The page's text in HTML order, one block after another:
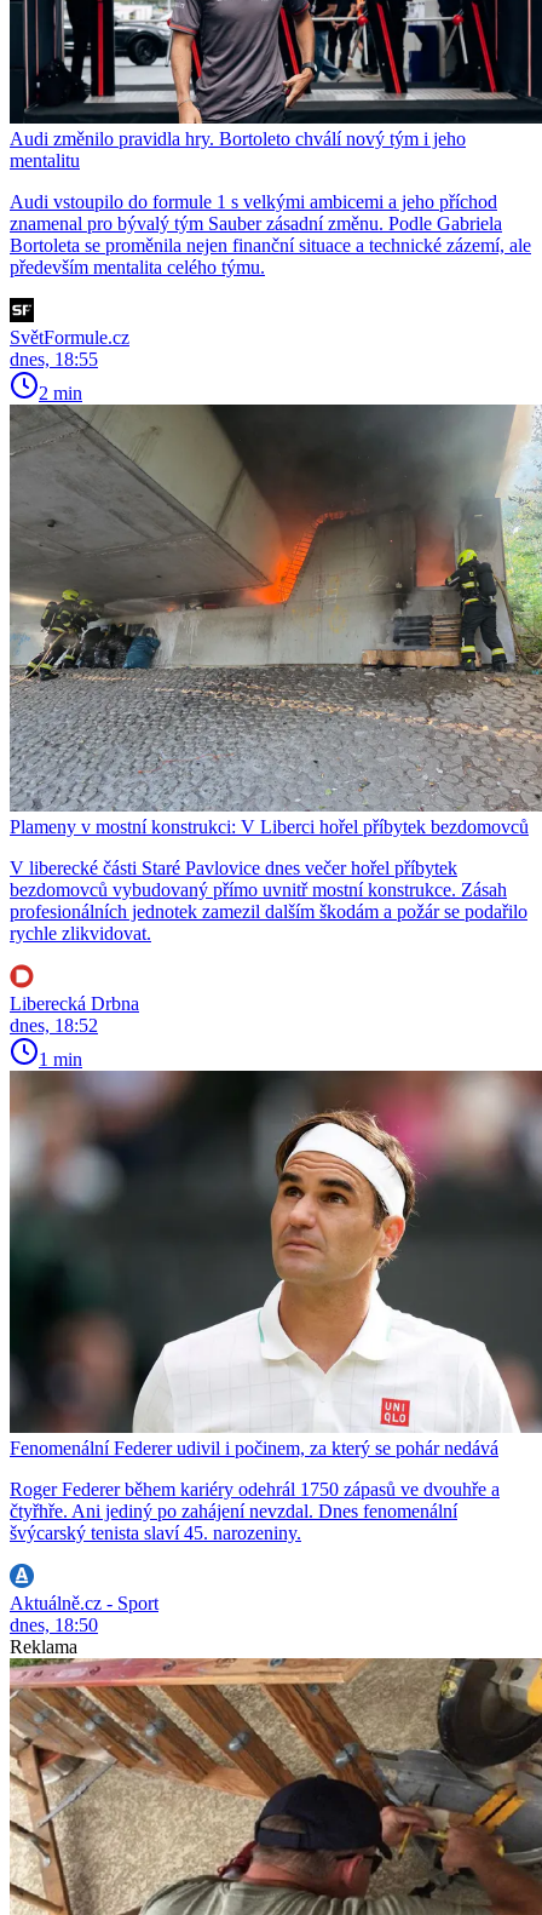
Audi změnilo pravidla hry. Bortoleto chválí nový tým i jeho
mentalitu
Audi vstoupilo do formule 1 s velkými ambicemi a jeho příchod
znamenal pro bývalý tým Sauber zásadní změnu. Podle Gabriela
Bortoleta se proměnila nejen finanční situace a technické zázemí, ale
především mentalita celého týmu.
SvětFormule.cz
dnes, 18:55
2 min
Plameny v mostní konstrukci: V Liberci hořel příbytek bezdomovců
V liberecké části Staré Pavlovice dnes večer hořel příbytek
bezdomovců vybudovaný přímo uvnitř mostní konstrukce. Zásah
profesionálních jednotek zamezil dalším škodám a požár se podařilo
rychle zlikvidovat.
Liberecká Drbna
dnes, 18:52
1 min
Fenomenální Federer udivil i počinem, za který se pohár nedává
Roger Federer během kariéry odehrál 1750 zápasů ve dvouhře a
čtyřhře. Ani jediný po zahájení nevzdal. Dnes fenomenální
švýcarský tenista slaví 45. narozeniny.
Aktuálně.cz - Sport
dnes, 18:50
Reklama